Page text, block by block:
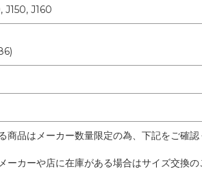
J150, J160
商品はメーカー数量限定の為、下記をご確認
ーカーや店に在庫がある場合はサイズ交換